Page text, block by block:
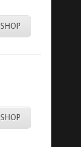
SHOP
SHOP